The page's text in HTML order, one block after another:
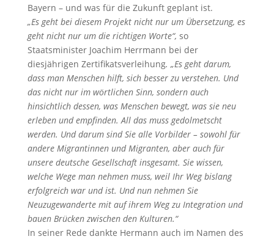
Bayern – und was für die Zukunft geplant ist.
„Es geht bei diesem Projekt nicht nur um Übersetzung, es
geht nicht nur um die richtigen Worte“, so
Staatsminister Joachim Herrmann bei der
diesjährigen Zertifikatsverleihung. „Es geht darum,
dass man Menschen hilft, sich besser zu verstehen. Und
das nicht nur im wörtlichen Sinn, sondern auch
hinsichtlich dessen, was Menschen bewegt, was sie neu
erleben und empfinden. All das muss gedolmetscht
werden. Und darum sind Sie alle Vorbilder – sowohl für
andere Migrantinnen und Migranten, aber auch für
unsere deutsche Gesellschaft insgesamt. Sie wissen,
welche Wege man nehmen muss, weil Ihr Weg bislang
erfolgreich war und ist. Und nun nehmen Sie
Neuzugewanderte mit auf ihrem Weg zu Integration und
bauen Brücken zwischen den Kulturen.“
In seiner Rede dankte Hermann auch im Namen des